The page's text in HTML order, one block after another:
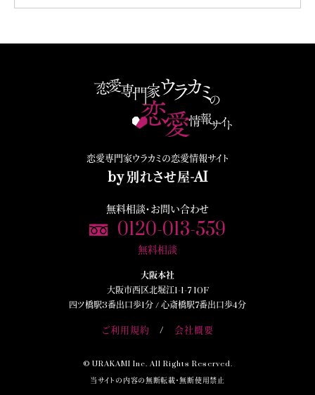
恋愛専門家ウラカミの恋愛情報サイト
by 別れさせ屋-AI
無料相談・お問い合わせ
0120-013-559
無料相談
大阪本社
大阪市西区北堀江1-1-7 10F
四ツ橋駅3番出口歩1分 /心斎橋駅7番出口歩4分
ご利用規約 会社概要
© URAKAMI Inc. All Rights Reserved.
当サイトの内容の無断転載・無断使用禁止